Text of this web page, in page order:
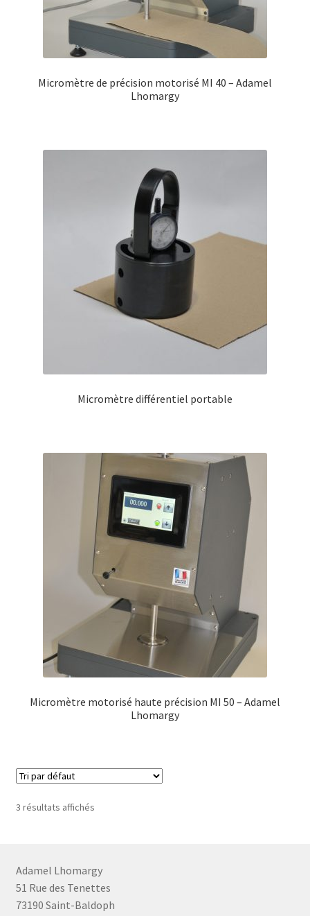
Micromètre de précision motorisé MI 40 – Adamel
Lhomargy
Micromètre différentiel portable
Micromètre motorisé haute précision MI 50 – Adamel
Lhomargy
3 résultats affichés
Adamel Lhomargy
51 Rue des Tenettes
73190 Saint-Baldoph